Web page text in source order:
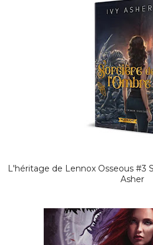
L'héritage de Lennox Osseous #3
Asher